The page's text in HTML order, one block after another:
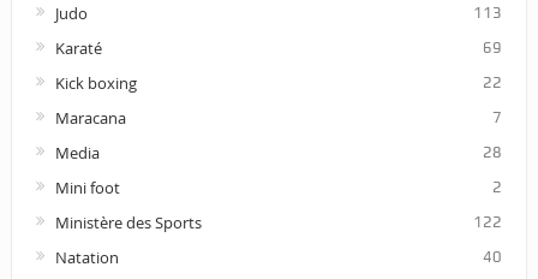
Judo 113
Karaté 69
Kick boxing 22
Maracana 7
Media 28
Mini foot 2
Ministère des Sports 122
Natation 40